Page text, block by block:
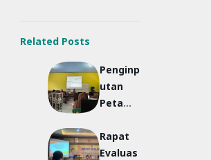
Related Posts
Penginp
utan
Peta
&
Inform
Rapat
Evaluas